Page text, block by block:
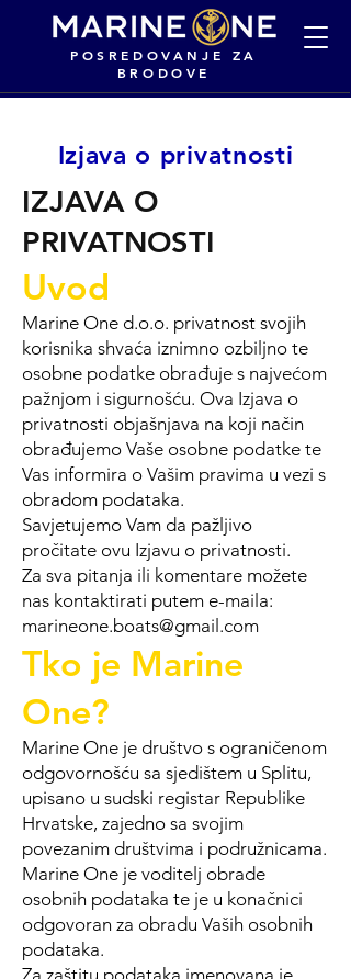
POSREDOVANJE ZA
BRODOVE
Izjava o privatnosti
IZJAVA O
PRIVATNOSTI
Uvod
Marine One d.o.o. privatnost svojih
korisnika shvaća iznimno ozbiljno te
osobne podatke obrađuje s najvećom
pažnjom i sigurnošću. Ova Izjava o
privatnosti objašnjava na koji način
obrađujemo Vaše osobne podatke te
Vas informira o Vašim pravima u vezi s
obradom podataka.
Savjetujemo Vam da pažljivo
pročitate ovu Izjavu o privatnosti.
Za sva pitanja ili komentare možete
nas kontaktirati putem e-maila:
marineone.boats@gmail.com
Tko je Marine
One?
Marine One je društvo s ograničenom
odgovornošću sa sjedištem u Splitu,
upisano u sudski registar Republike
Hrvatske, zajedno sa svojim
povezanim društvima i podružnicama.
Marine One je voditelj obrade
osobnih podataka te je u konačnici
odgovoran za obradu Vaših osobnih
podataka.
Za zaštitu podataka imenovana je